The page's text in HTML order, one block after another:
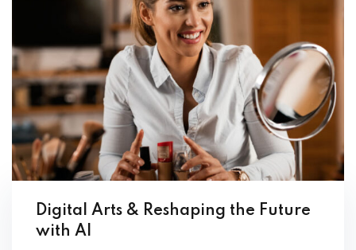
Digital Arts & Reshaping the Future
with AI